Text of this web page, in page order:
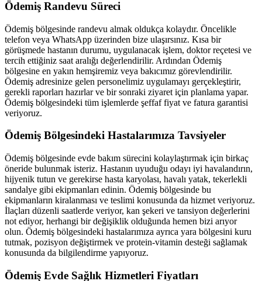
Ödemiş Randevu Süreci
Ödemiş bölgesinde randevu almak oldukça kolaydır. Öncelikle
telefon veya WhatsApp üzerinden bize ulaşırsınız. Kısa bir
görüşmede hastanın durumu, uygulanacak işlem, doktor reçetesi ve
tercih ettiğiniz saat aralığı değerlendirilir. Ardından Ödemiş
bölgesine en yakın hemşiremiz veya bakıcımız görevlendirilir.
Ödemiş adresinize gelen personelimiz uygulamayı gerçekleştirir,
gerekli raporları hazırlar ve bir sonraki ziyaret için planlama yapar.
Ödemiş bölgesindeki tüm işlemlerde şeffaf fiyat ve fatura garantisi
veriyoruz.
Ödemiş Bölgesindeki Hastalarımıza Tavsiyeler
Ödemiş bölgesinde evde bakım sürecini kolaylaştırmak için birkaç
öneride bulunmak isteriz. Hastanın uyuduğu odayı iyi havalandırın,
hijyenik tutun ve gerekirse hasta karyolası, havalı yatak, tekerlekli
sandalye gibi ekipmanları edinin. Ödemiş bölgesinde bu
ekipmanların kiralanması ve teslimi konusunda da hizmet veriyoruz.
İlaçları düzenli saatlerde veriyor, kan şekeri ve tansiyon değerlerini
not ediyor, herhangi bir değişiklik olduğunda hemen bizi arıyor
olun. Ödemiş bölgesindeki hastalarımıza ayrıca yara bölgesini kuru
tutmak, pozisyon değiştirmek ve protein-vitamin desteği sağlamak
konusunda da bilgilendirme yapıyoruz.
Ödemiş Evde Sağlık Hizmetleri Fiyatları